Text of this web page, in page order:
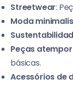
Streetwear:
Moda
Peças
básicas.
Acessórios de